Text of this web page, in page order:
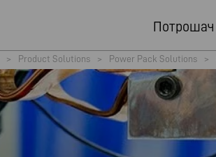
Потрошач
> Product Solutions > Power Pack Solutions >